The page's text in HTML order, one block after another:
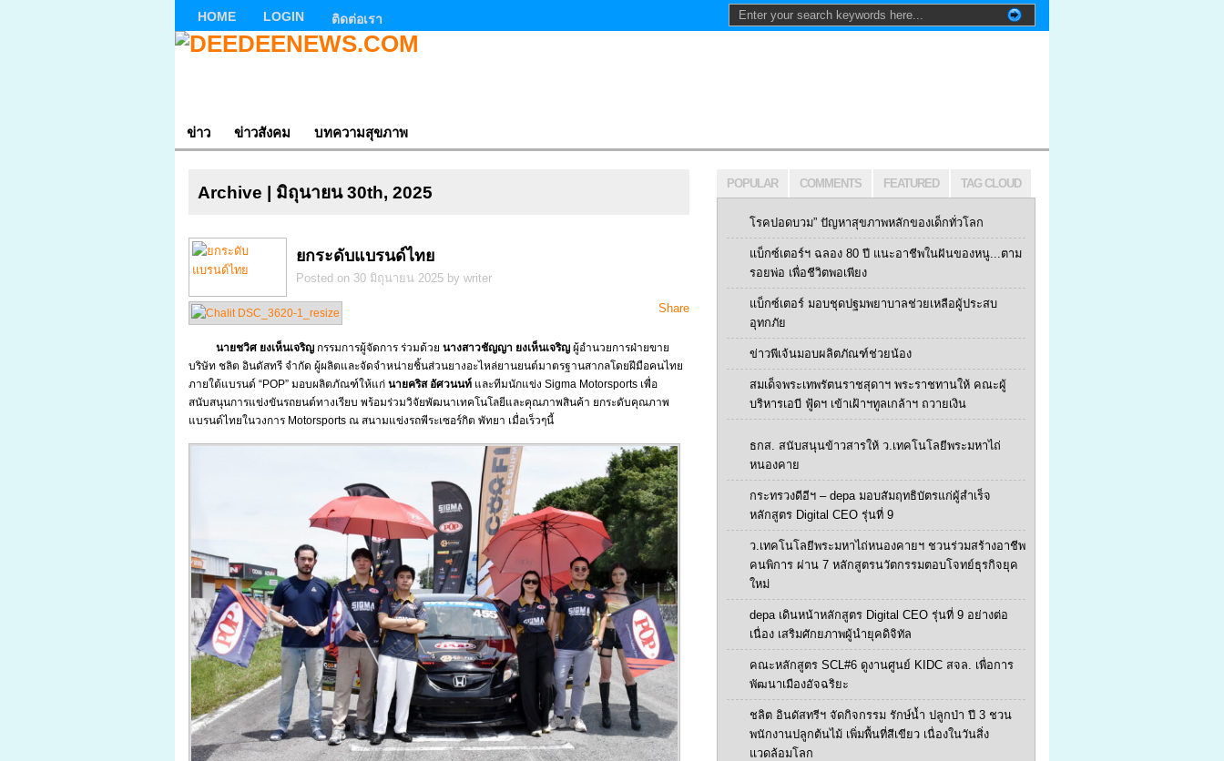
HOME LOGIN ติดต่อเรา
ข่าว ข่าวสังคม บทความสุขภาพ
Archive | มิถุนายน 30th, 2025
ยกระดับแบรนด์ไทย
Posted on 30 มิถุนายน 2025 by writer
Share
นายชวิศ ยงเห็นเจริญ กรรมการผู้จัดการ ร่วมด้วย นางสาวชัญญา ยงเห็นเจริญ ผู้อำนวยการฝ่ายขาย
บริษัท ชลิต อินดัสทรี จำกัด ผู้ผลิตและจัดจำหน่ายชิ้นส่วนยางอะไหล่ยานยนต์มาตรฐานสากลโดยฝีมือคนไทย
ภายใต้แบรนด์ “POP” มอบผลิตภัณฑ์ให้แก่ นายคริส อัศวนนท์ และทีมนักแข่ง Sigma Motorsports เพื่อ
สนับสนุนการแข่งขันรถยนต์ทางเรียบ พร้อมร่วมวิจัยพัฒนาเทคโนโลยีและคุณภาพสินค้า ยกระดับคุณภาพ
แบรนด์ไทยในวงการ Motorsports ณ สนามแข่งรถพีระเซอร์กิต พัทยา เมื่อเร็วๆนี้
POPULAR COMMENTS FEATURED TAG CLOUD
โรคปอดบวม” ปัญหาสุขภาพหลักของเด็กทั่วโลก
แบ็กซ์เตอร์ฯ ฉลอง 80 ปี แนะอาชีพในฝันของหนู...ตาม
รอยพ่อ เพื่อชีวิตพอเพียง
แบ็กซ์เตอร์ มอบชุดปฐมพยาบาลช่วยเหลือผู้ประสบ
อุทกภัย
ข่าวพีเจ้นมอบผลิตภัณฑ์ช่วยน้อง
สมเด็จพระเทพรัตนราชสุดาฯ พระราชทานให้ คณะผู้
บริหารเอบี ฟู้ดฯ เข้าเฝ้าฯทูลเกล้าฯ ถวายเงิน
ธกส. สนับสนุนข้าวสารให้ ว.เทคโนโลยีพระมหาไถ่
หนองคาย
กระทรวงดีอีฯ – depa มอบสัมฤทธิบัตรแก่ผู้สำเร็จ
หลักสูตร Digital CEO รุ่นที่ 9
ว.เทคโนโลยีพระมหาไถ่หนองคายฯ ชวนร่วมสร้างอาชีพ
คนพิการ ผ่าน 7 หลักสูตรนวัตกรรมตอบโจทย์ธุรกิจยุค
ใหม่
depa เดินหน้าหลักสูตร Digital CEO รุ่นที่ 9 อย่างต่อ
เนื่อง เสริมศักยภาพผู้นำยุคดิจิทัล
คณะหลักสูตร SCL#6 ดูงานศูนย์ KIDC สจล. เพื่อการ
พัฒนาเมืองอัจฉริยะ
ชลิต อินดัสทรีฯ จัดกิจกรรม รักษ์น้ำ ปลูกป่า ปี 3 ชวน
พนักงานปลูกต้นไม้ เพิ่มพื้นที่สีเขียว เนื่องในวันสิ่ง
แวดล้อมโลก